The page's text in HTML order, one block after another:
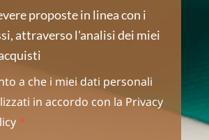
proposte in linea con i
attraverso l'analisi dei miei
a che i miei dati personali
in accordo con la Privacy
*